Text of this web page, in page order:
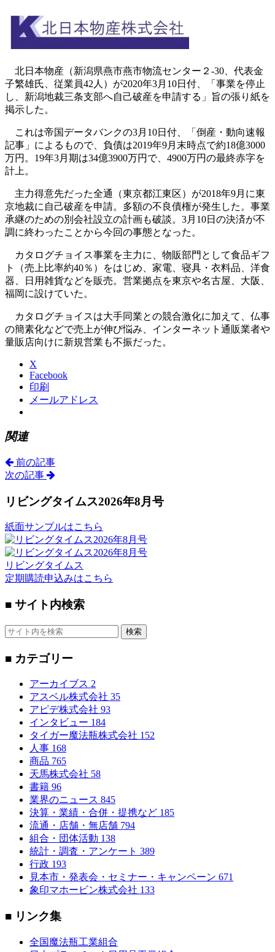
北日本物産（新潟県燕市燕市物流センター２-30、代表金
子繁雄氏、従業員42人）が2020年3月10日付、「事業を停止
し、新潟地裁三条支部へ自己破産を申請する」旨の張り紙を
掲示した。
これは帝国データバンクの3月10日付、「倒産・動向速報
記事」によるもので、負債は2019年9月末時点で約18億3000
万円。19年3月期は34億3900万円で、4900万円の最終赤字を
計上。
主力得意先だった全通（東京都江東区）が2018年9月に東
京地裁に自己破産を申請。多額の不良債権が発生した。事業
承継のための別会社設立の計画も破談。3月10日の決済が不
調に終わったことから今回の事態となった。
カタログチョイス事業を主力に、物販部門として食品ギフ
ト（売上比率約40％）をはじめ、家電、寝具・衣料品、洋食
器、日用雑貨などを販売。営業拠点を東京や名古屋、大阪、
福岡に設けていた。
カタログチョイスは大手同業との競合激化に加えて、仏事
の簡素化などで売上が伸び悩み、インターネット通販業者や
量販店向けに新規営業も不振だった。
X
Facebook
印刷
メールアドレス
関連
前の記事
次の記事
リビングタイムス2026年8月号
紙面サンプルはこちら
リビングタイムス
定期購読申込みはこちら
■ サイト内検索
検索
■ カテゴリー
アーカイブス 2
アスベル株式会社 35
アピデ株式会社 93
インタビュー 184
タイガー魔法瓶株式会社 152
人事 168
商品 765
天馬株式会社 58
書籍 96
業界のニュース 845
決算・業績・合併・提携など 185
流通・店舗・無店舗 794
組合・団体活動 138
統計・調査・アンケート 389
行政 193
見本市・発表会・セミナー・キャンペーン 671
象印マホービン株式会社 133
■ リンク集
全国魔法瓶工業組合